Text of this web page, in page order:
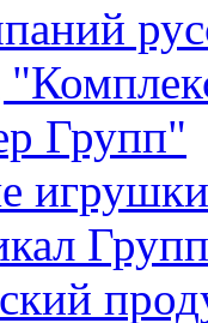
Групп"
игрушки
Групп